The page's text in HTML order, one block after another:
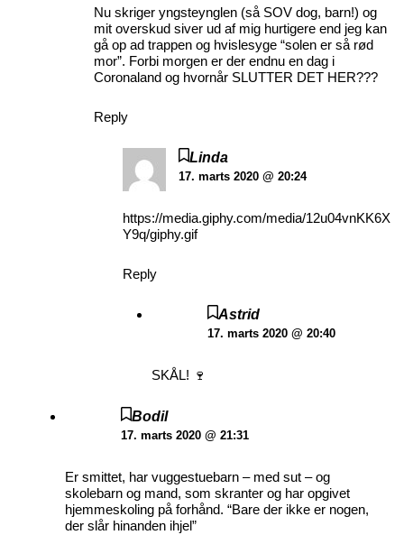
Nu skriger yngsteynglen (så SOV dog, barn!) og
mit overskud siver ud af mig hurtigere end jeg kan
gå op ad trappen og hvislesyge “solen er så rød
mor”. Forbi morgen er der endnu en dag i
Coronaland og hvornår SLUTTER DET HER???
Reply
Linda
17. marts 2020 @ 20:24
https://media.giphy.com/media/12u04vnKK6X
Y9q/giphy.gif
Reply
Astrid
17. marts 2020 @ 20:40
SKÅL! 🍷
Bodil
17. marts 2020 @ 21:31
Er smittet, har vuggestuebarn – med sut – og
skolebarn og mand, som skranter og har opgivet
hjemmeskoling på forhånd. “Bare der ikke er nogen,
der slår hinanden ihjel”